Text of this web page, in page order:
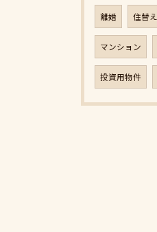
離婚 住替え
マンション
投資用物件